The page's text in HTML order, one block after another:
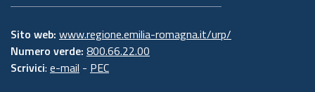
Sito web: www.regione.emilia-romagna.it/urp/
Numero verde: 800.66.22.00
Scrivici: e-mail - PEC